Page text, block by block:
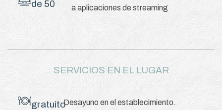
de 50
a aplicaciones de streaming
SERVICIOS EN EL LUGAR
Desayuno
gratuito en el establecimiento.